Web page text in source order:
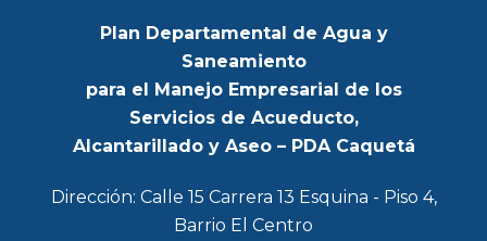
Plan Departamental de Agua y
Saneamiento
para el Manejo Empresarial de los
Servicios de Acueducto,
Alcantarillado y Aseo – PDA Caquetá
Dirección: Calle 15 Carrera 13 Esquina - Piso 4,
Barrio El Centro